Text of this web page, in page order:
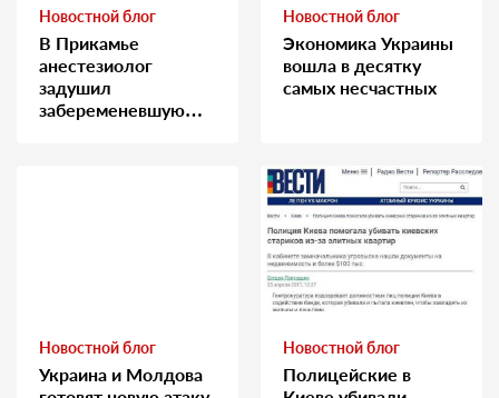
Новостной блог
В Прикамье
анестезиолог
задушил
забеременевшую
Новостной блог
Экономика Украины
вошла в десятку
самых несчастных
Новостной блог
Украина и Молдова
Новостной блог
Полицейские в